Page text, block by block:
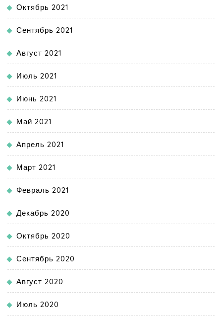
Октябрь 2021
Сентябрь 2021
Август 2021
Июль 2021
Июнь 2021
Май 2021
Апрель 2021
Март 2021
Февраль 2021
Декабрь 2020
Октябрь 2020
Сентябрь 2020
Август 2020
Июль 2020